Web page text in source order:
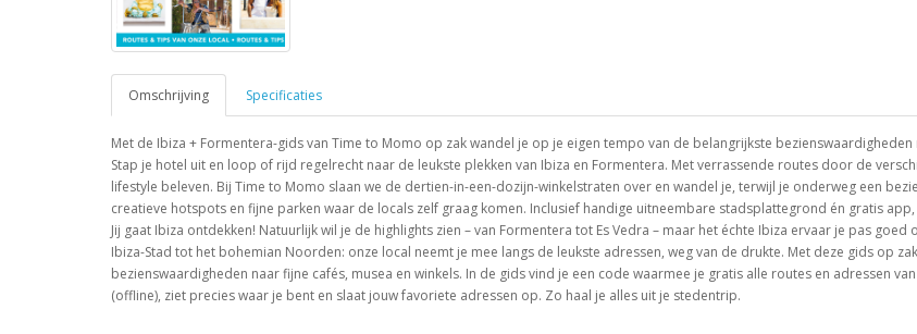
Omschrijving Specificaties
Met de Ibiza + Formentera-gids van Time to Momo op zak wandel je op je eigen tempo van de belangrijkste
Stap je hotel uit en loop of rijd regelrecht naar de leukste plekken van Ibiza en Formentera. Met verrassende routes door de
lifestyle beleven. Bij Time to Momo slaan we de dertien-in-een-dozijn-winkelstraten over en wandel je, terwijl je onderweg een
creatieve hotspots en fijne parken waar de locals zelf graag komen. Inclusief handige uitneembare stadsplattegrond én gratis
Jij gaat Ibiza ontdekken! Natuurlijk wil je de highlights zien – van Formentera tot Es Vedra – maar het échte Ibiza ervaar je pas
Ibiza-Stad tot het bohemian Noorden: onze local neemt je mee langs de leukste adressen, weg van de drukte. Met deze gids op
bezienswaardigheden naar fijne cafés, musea en winkels. In de gids vind je een code waarmee je gratis alle routes en adressen
(offline), ziet precies waar je bent en slaat jouw favoriete adressen op. Zo haal je alles uit je stedentrip.